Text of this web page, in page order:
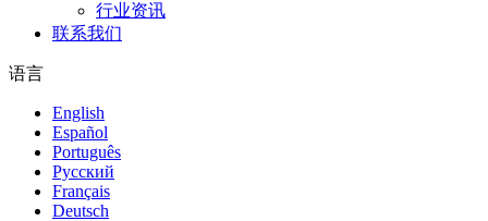
行业资讯
联系我们
语言
English
Español
Português
Pусский
Français
Deutsch